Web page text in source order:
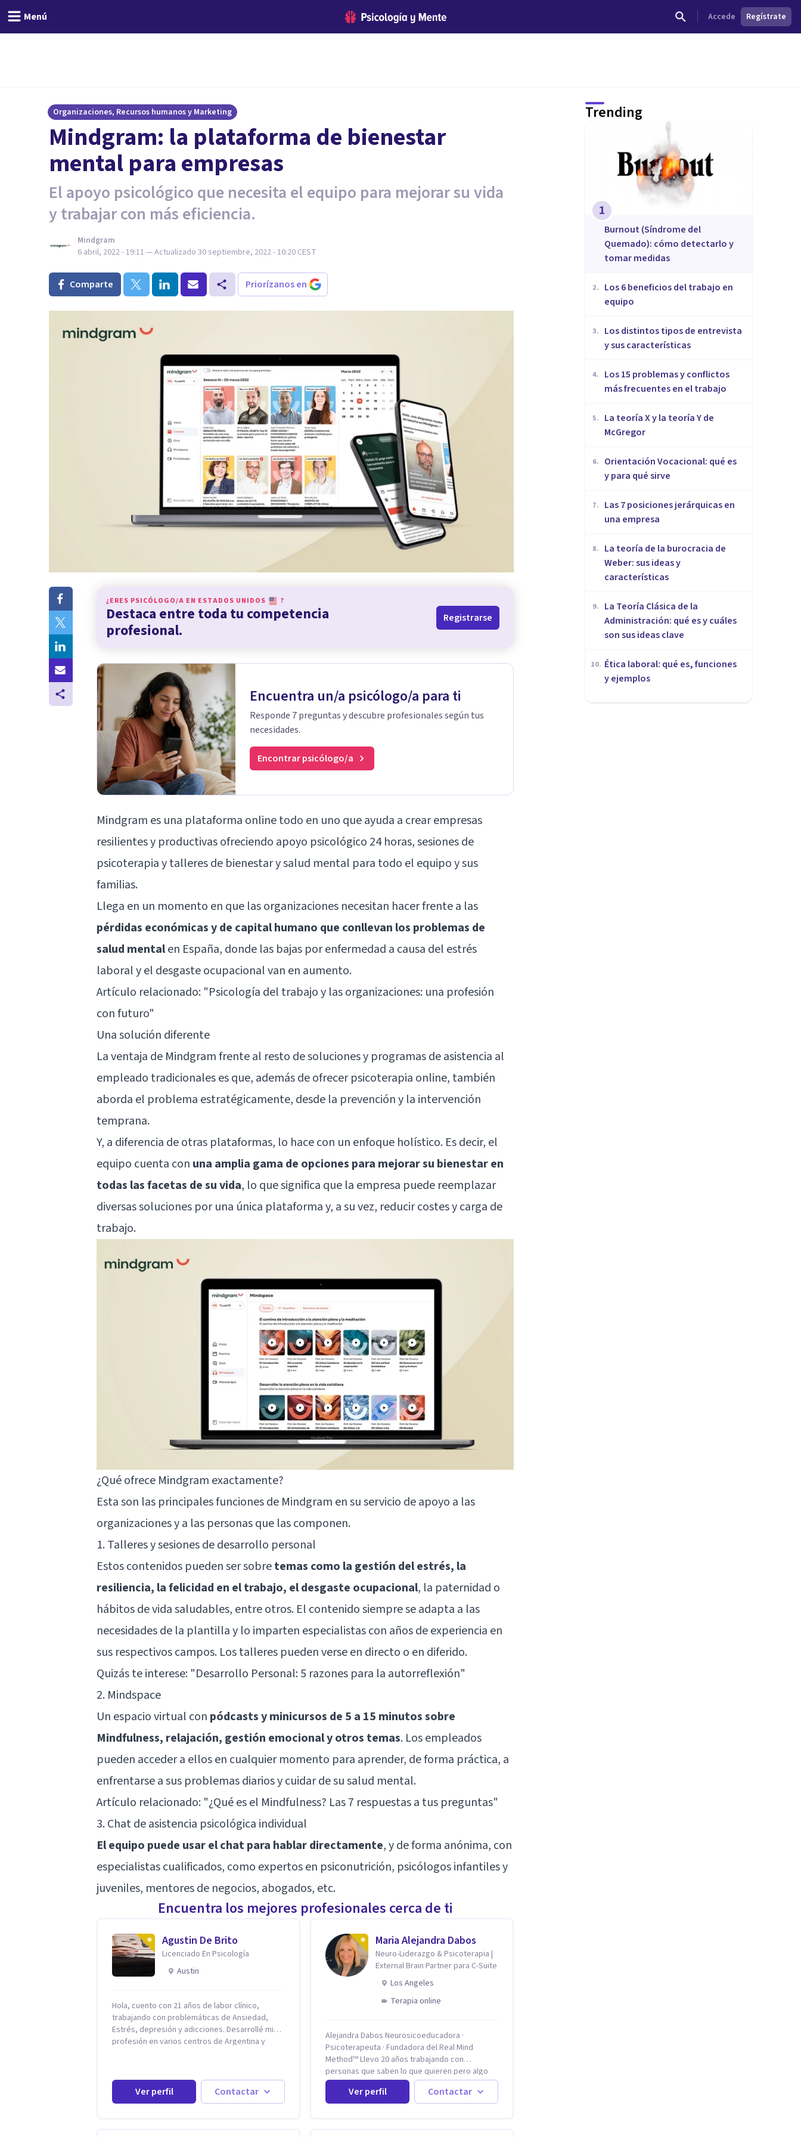
Menú Accede Regístrate
Organizaciones, Recursos humanos y Marketing
Mindgram: la plataforma de bienestar
mental para empresas
El apoyo psicológico que necesita el equipo para mejorar su vida
y trabajar con más eficiencia.
Mindgram
6 abril, 2022 - 19:11 — Actualizado 30 septiembre, 2022 - 10:20 CEST
Comparte Priorízanos en
¿ERES PSICÓLOGO/A EN ESTADOS UNIDOS ?
Destaca entre toda tu competencia
profesional.
Registrarse
Encuentra un/a psicólogo/a para ti
Responde 7 preguntas y descubre profesionales según tus
necesidades.
Encontrar psicólogo/a
Mindgram es una plataforma online todo en uno que ayuda a crear empresas
resilientes y productivas ofreciendo apoyo psicológico 24 horas, sesiones de
psicoterapia y talleres de bienestar y salud mental para todo el equipo y sus
familias.
Llega en un momento en que las organizaciones necesitan hacer frente a las
pérdidas económicas y de capital humano que conllevan los problemas de
salud mentalen España, donde las bajas por enfermedad a causa del estrés
laboral y el desgaste ocupacional van en aumento.
Artículo relacionado: "Psicología del trabajo y las organizaciones: una profesión
con futuro"
Una solución diferente
La ventaja de Mindgram frente al resto de soluciones y programas de asistencia al
empleado tradicionales es que, además de ofrecer psicoterapia online, también
aborda el problema estratégicamente, desde la prevención y la intervención
temprana.
Y, a diferencia de otras plataformas, lo hace con un enfoque holístico. Es decir, el
equipo cuenta con una amplia gama de opciones para mejorar su bienestar en
todas las facetas de su vida, lo que significa que la empresa puede reemplazar
diversas soluciones por una única plataforma y, a su vez, reducir costes y carga de
trabajo.
¿Qué ofrece Mindgram exactamente?
Esta son las principales funciones de Mindgram en su servicio de apoyo a las
organizaciones y a las personas que las componen.
1. Talleres y sesiones de desarrollo personal
Estos contenidos pueden ser sobretemas como la gestión del estrés, la
resiliencia, la felicidad en el trabajo, el desgaste ocupacional, la paternidad o
hábitos de vida saludables, entre otros. El contenido siempre se adapta a las
necesidades de la plantilla y lo imparten especialistas con años de experiencia en
sus respectivos campos. Los talleres pueden verse en directo o en diferido.
Quizás te interese: "Desarrollo Personal: 5 razones para la autorreflexión"
2. Mindspace
Un espacio virtual con pódcasts y minicursos de 5 a 15 minutos sobre
Mindfulness, relajación, gestión emocional y otros temas. Los empleados
pueden acceder a ellos en cualquier momento para aprender, de forma práctica, a
enfrentarse a sus problemas diarios y cuidar de su salud mental.
Artículo relacionado: "¿Qué es el Mindfulness? Las 7 respuestas a tus preguntas"
3. Chat de asistencia psicológica individual
El equipo puede usar el chat para hablar directamente, y de forma anónima, con
especialistas cualificados, como expertos en psiconutrición, psicólogos infantiles y
juveniles, mentores de negocios, abogados, etc.
Encuentra los mejores profesionales cerca de ti
Agustin De Brito
Licenciado En Psicología
Austin
Hola, cuento con 21 años de labor clínico,
trabajando con problemáticas de Ansiedad,
Estrés, depresión y adicciones. Desarrollé mi
profesión en varios centros de Argentina y
conductuales basadas en evidencia científica
con comprobados resultados. Los objetivos
terapéuticos están centrados en brindar
Ver perfil Contactar
Maria Alejandra Dabos
Neuro-Liderazgo & Psicoterapia |
External Brain Partner para C-Suite
Los Angeles
Terapia online
Alejandra Dabos Neurosicoeducadora ·
Psicoterapeuta · Fundadora del Real Mind
Method™ Llevo 20 años trabajando con
personas que saben lo que quieren pero algo
en ellos no responde. Que el estrés les roba la
claridad. Que reaccionan antes de pensar y
después se arrepienten. Que las relaciones
Ver perfil Contactar
Trending
1
Burnout (Síndrome del
Quemado): cómo detectarlo y
tomar medidas
2.
​Los 6 beneficios del trabajo en
equipo
3.
​Los distintos tipos de entrevista
y sus características
4.
​Los 15 problemas y conflictos
más frecuentes en el trabajo
5.
La teoría X y la teoría Y de
McGregor
6.
Orientación Vocacional: qué es
y para qué sirve
7.
Las 7 posiciones jerárquicas en
una empresa
8.
La teoría de la burocracia de
Weber: sus ideas y
características
9.
La Teoría Clásica de la
Administración: qué es y cuáles
son sus ideas clave
10. Ética laboral: qué es, funciones
y ejemplos